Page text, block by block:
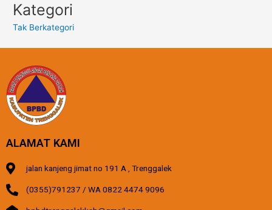
Kategori
Tak Berkategori
ALAMAT KAMI
jalan kanjeng jimat no 191 A , Trenggalek
(0355)791237 / WA 0822 4474 9096